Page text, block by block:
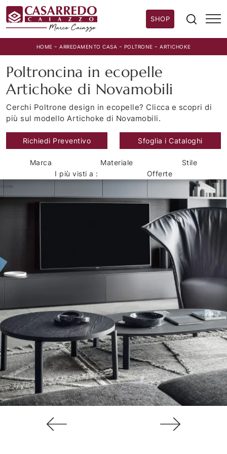
SHOP
HOME - ARREDAMENTO CASA - POLTRONE - ARTICHOKE
Poltroncina in ecopelle
Artichoke di Novamobili
Cerchi Poltrone design in ecopelle? Clicca e scopri di
più sul modello Artichoke di Novamobili.
Richiedi Preventivo Sfoglia i Cataloghi
Marca Materiale
Stile
I più visti a :
Offerte